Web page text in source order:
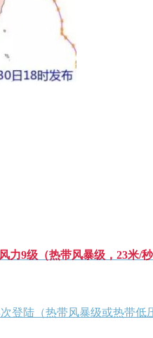
力9级（热带风暴级，23米/秒
登陆（热带风暴级或热带低